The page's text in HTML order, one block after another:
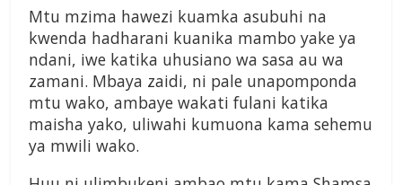
Mtu mzima hawezi kuamka asubuhi na
kwenda hadharani kuanika mambo yake ya
ndani, iwe katika uhusiano wa sasa au wa
zamani. Mbaya zaidi, ni pale unapomponda
mtu wako, ambaye wakati fulani katika
maisha yako, uliwahi kumuona kama sehemu
ya mwili wako.